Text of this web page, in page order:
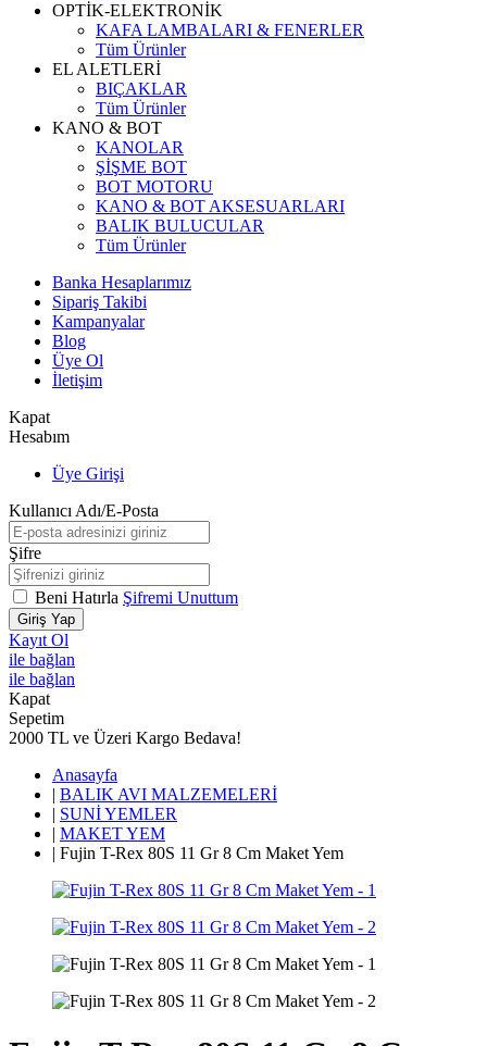
OPTİK-ELEKTRONİK
KAFA LAMBALARI & FENERLER
Tüm Ürünler
EL ALETLERİ
BIÇAKLAR
Tüm Ürünler
KANO & BOT
KANOLAR
ŞİŞME BOT
BOT MOTORU
KANO & BOT AKSESUARLARI
BALIK BULUCULAR
Tüm Ürünler
Banka Hesaplarımız
Sipariş Takibi
Kampanyalar
Blog
Üye Ol
İletişim
Kapat
Hesabım
Üye Girişi
Kullanıcı Adı/E-Posta
Şifre
Beni Hatırla Şifremi Unuttum
Giriş Yap
Kayıt Ol
ile bağlan
ile bağlan
Kapat
Sepetim
2000 TL ve Üzeri Kargo Bedava!
Anasayfa
| BALIK AVI MALZEMELERİ
| SUNİ YEMLER
| MAKET YEM
| Fujin T-Rex 80S 11 Gr 8 Cm Maket Yem